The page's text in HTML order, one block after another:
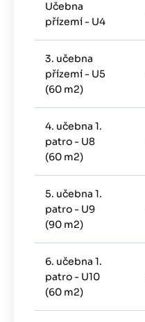
Učebna
přízemí - U4
3. učebna
přízemí - U5
(60 m2)
4. učebna 1.
patro - U8
(60 m2)
5. učebna 1.
patro - U9
(90 m2)
6. učebna 1.
patro - U10
(60 m2)